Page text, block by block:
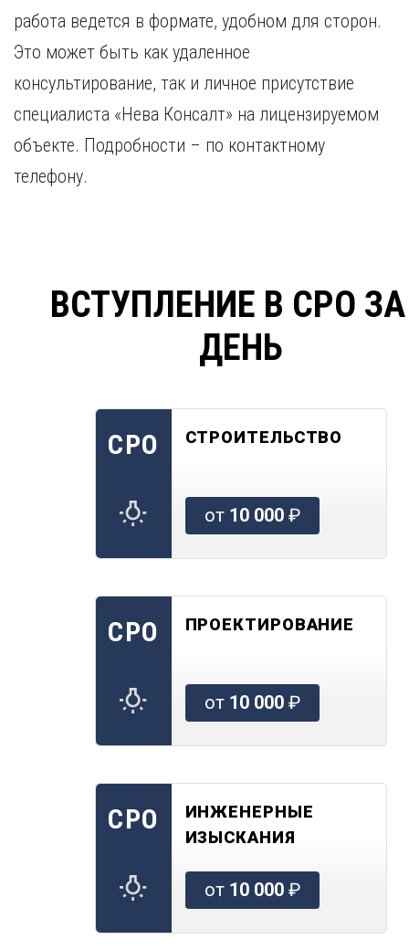
работа ведется в формате, удобном для сторон.
Это может быть как удаленное
консультирование, так и личное присутствие
специалиста «Нева Консалт» на лицензируемом
объекте. Подробности – по контактному
телефону.
ВСТУПЛЕНИЕ В СРО
ДЕНЬ
СРО СТРОИТЕЛЬСТВО
от 10 000₽
СРО ПРОЕКТИРОВАНИЕ
от 10 000₽
СРО
ИНЖЕНЕРНЫЕ
ИЗЫСКАНИЯ
от 10 000₽